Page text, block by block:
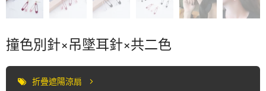
撞色別針×吊墜耳針×共二色
折疊遮陽涼扇